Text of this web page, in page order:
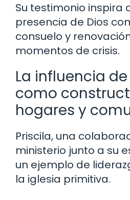
Su testimonio inspira
presencia de Dios
consuelo y
momentos de crisis.
La influencia
como
hogares y
Priscila, una
ministerio junto a su
un ejemplo de
la iglesia primitiva.